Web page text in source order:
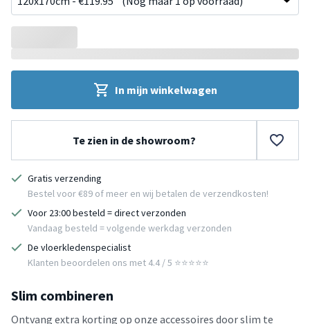
In mijn winkelwagen
Te zien in de showroom?
Gratis verzending
Bestel voor €89 of meer en wij betalen de verzendkosten!
Voor 23:00 besteld = direct verzonden
Vandaag besteld = volgende werkdag verzonden
De vloerkledenspecialist
Klanten beoordelen ons met 4.4 / 5 ⭐⭐⭐⭐⭐
Slim combineren
Ontvang extra korting op onze accessoires door slim te